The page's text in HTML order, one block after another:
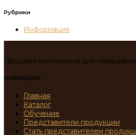
Рубрики
Информация
Продажа материалов для
НАВИГАЦИЯ
Главная
Каталог
Обучение
Представители продукции
Стать представителем